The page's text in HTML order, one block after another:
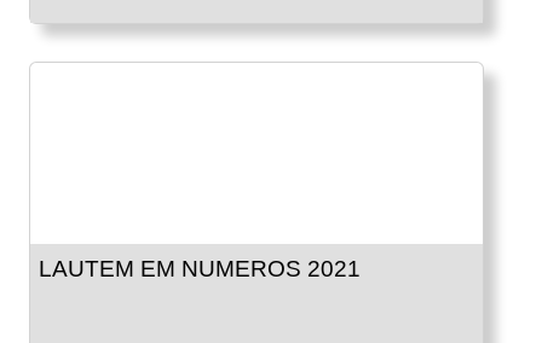
LAUTEM EM NUMEROS 2021